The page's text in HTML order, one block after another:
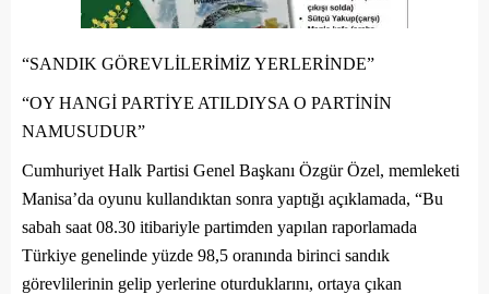
“SANDIK GÖREVLİLERİMİZ YERLERİNDE”
“OY HANGİ PARTİYE ATILDIYSA O PARTİNİN
NAMUSUDUR”
Cumhuriyet Halk Partisi Genel Başkanı Özgür Özel, memleketi
Manisa’da oyunu kullandıktan sonra yaptığı açıklamada, “Bu
sabah saat 08.30 itibariyle partimden yapılan raporlamada
Türkiye genelinde yüzde 98,5 oranında birinci sandık
görevlilerinin gelip yerlerine oturduklarını, ortaya çıkan